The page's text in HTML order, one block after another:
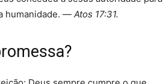
humanidade. — Atos 17:31.